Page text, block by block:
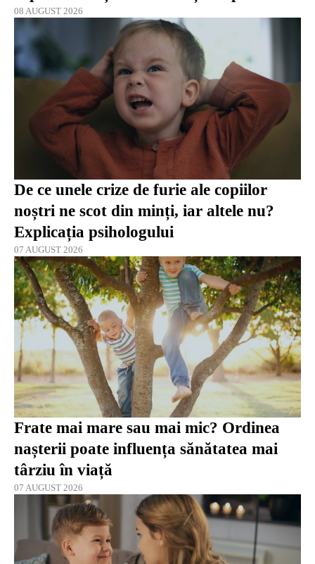
08 AUGUST 2026
De ce unele crize de furie ale copiilor
noștri ne scot din minți, iar altele nu?
Explicația psihologului
07 AUGUST 2026
Frate mai mare sau mai mic? Ordinea
nașterii poate influența sănătatea mai
târziu în viață
07 AUGUST 2026